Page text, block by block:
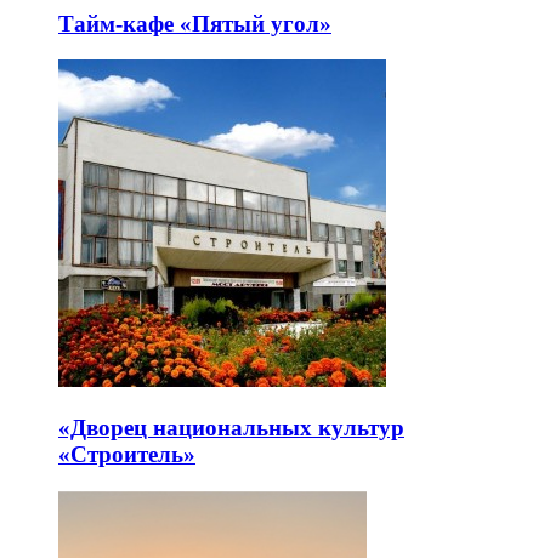
Тайм-кафе «Пятый угол»
«Дворец национальных культур
«Строитель»